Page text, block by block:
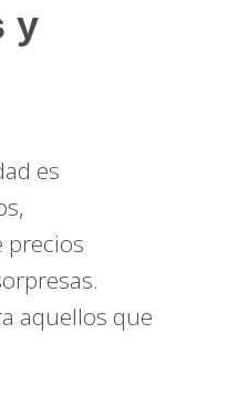
y
es
precios
aquellos que